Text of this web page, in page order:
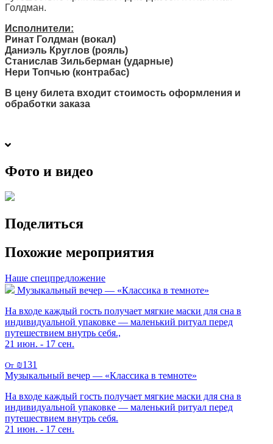
Голдман.
Исполнители:
Ринат Голдман (вокал)
Даниэль Круглов (рояль)
Станислав Зильберман (ударные)
Нери Топчью (контрабас)
В цену билета входит стоимость оформления и
обработки заказа
Фото и видео
Поделиться
Похожие мероприятия
Наше спецпредложение
Музыкальный вечер — «Классика в темноте»
На входе каждый гость получает мягкие маски для сна в
индивидуальной упаковке — маленький ритуал перед
путешествием внутрь себя.,
21 июн. - 17 сен.
От ₪131
Музыкальный вечер — «Классика в темноте»
На входе каждый гость получает мягкие маски для сна в
индивидуальной упаковке — маленький ритуал перед
путешествием внутрь себя.
21 июн. - 17 сен.